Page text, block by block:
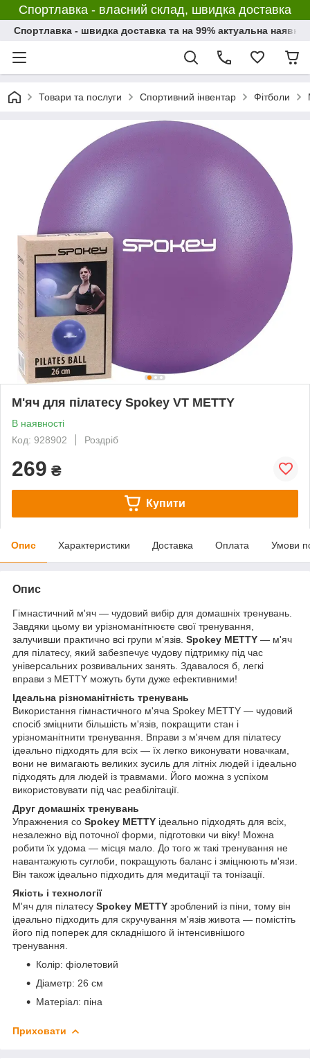
Спортлавка - власний склад, швидка доставка
Спортлавка - швидка доставка та на 99% актуальна
Товари та послуги Спортивний інвентар Фітболи
М'яч для пілатесу Spokey VT METTY
В наявності
Код: 928902
Роздріб
269 ₴
Купити
Опис Характеристики Доставка Оплата Умови
Опис
Гімнастичний м'яч — чудовий вибір для домашніх тренувань.
Завдяки цьому ви урізноманітнюєте свої тренування,
залучивши практично всі групи м'язів. Spokey METTY — м'яч
для пілатесу, який забезпечує чудову підтримку під час
універсальних розвивальних занять. Здавалося б, легкі
вправи з METTY можуть бути дуже ефективними!
Ідеальна різноманітність тренувань
Використання гімнастичного м'яча Spokey METTY — чудовий
спосіб зміцнити більшість м'язів, покращити стан і
урізноманітнити тренування. Вправи з м'ячем для пілатесу
ідеально підходять для всіх — їх легко виконувати новачкам,
вони не вимагають великих зусиль для літніх людей і ідеально
підходять для людей із травмами. Його можна з успіхом
використовувати під час реабілітації.
Друг домашніх тренувань
Упражнения со Spokey METTY ідеально підходять для всіх,
незалежно від поточної форми, підготовки чи віку! Можна
робити їх удома — місця мало. До того ж такі тренування не
навантажують суглоби, покращують баланс і зміцнюють м'язи.
Він також ідеально підходить для медитації та тонізації.
Якість і технології
М'яч для пілатесу Spokey METTY зроблений із піни, тому він
ідеально підходить для скручування м'язів живота — помістіть
його під поперек для складнішого й інтенсивнішого
тренування.
Колір: фіолетовий
Діаметр: 26 см
Матеріал: піна
Приховати